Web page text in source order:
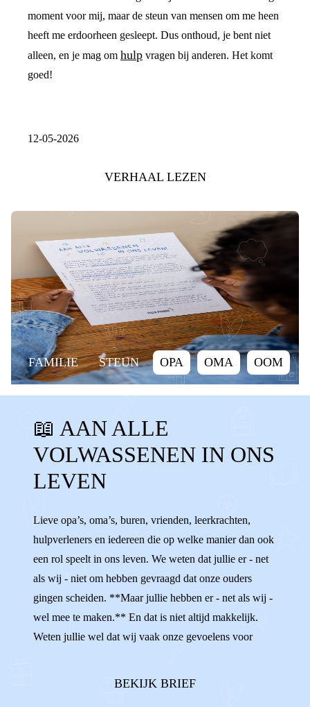
moment voor mij, maar de steun van mensen om me heen
heeft me erdoorheen gesleept. Dus onthoud, je bent niet
alleen, en je mag om hulp vragen bij anderen. Het komt
goed!
12-05-2026
VERHAAL LEZEN
FAMILIE STEUN OPA OMA OOM
TANTE NEEF NICHT BUURMAN
BUURVROUW VRIEND
KANT KIEZEN ONPARTIJDIG STEUN
HELPEN VOLWASSENEN
SLECHT PRATEN FAMILIE
📖 AAN ALLE
VOLWASSENEN IN ONS
LEVEN
Lieve opa’s, oma’s, buren, vrienden, leerkrachten,
hulpverleners en iedereen die op welke manier dan ook
een rol speelt in ons leven. We weten dat jullie er - net
als wij - niet om hebben gevraagd dat onze ouders
gingen scheiden. **Maar jullie hebben er - net als wij -
wel mee te maken.** En dat is niet altijd makkelijk.
Weten jullie wel dat wij vaak onze gevoelens voor
BEKIJK BRIEF